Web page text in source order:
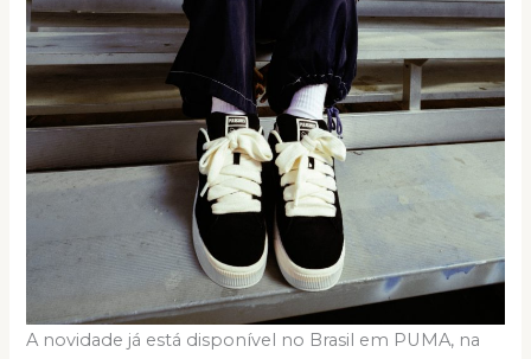
A novidade já está disponível no Brasil em PUMA, na